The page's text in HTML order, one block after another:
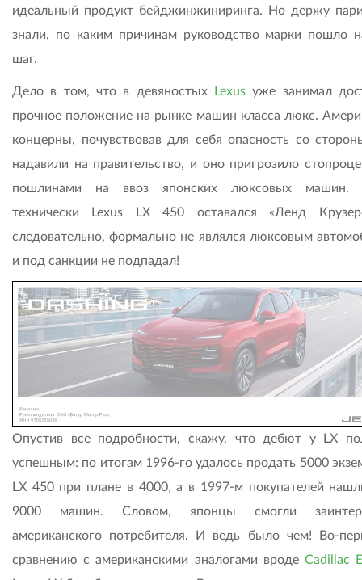
идеальный продукт бейджинжиниринга. Но держу
знали, по каким причинам руководство марки пошло
шаг.
Дело в том, что в девяностых Lexus уже занимал
прочное положение на рынке машин класса люкс.
концерны, почувствовав для себя опасность со
надавили на правительство, и оно пригрозило
пошлинами на ввоз японских люксовых машин.
технически Lexus LX 450 оставался «Ленд
следовательно, формально не являлся люксовым
и под санкции не подпадал!
Опустив все подробности, скажу, что дебют у LX
успешным: по итогам 1996-го удалось продать 5000
LX 450 при плане в 4000, а в 1997-м покупателей
9000 машин. Словом, японцы смогли
американского потребителя. И ведь было чем! Во-
сравнению с американскими аналогами вроде Cadillac